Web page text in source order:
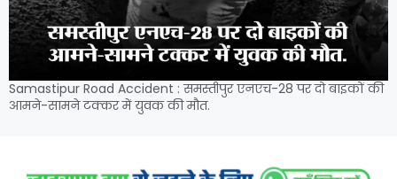
Samastipur Road Accident : समस्तीपुर एनएच-28 पर दो बाइकों की
आमने-सामने टक्कर में युवक की मौत.